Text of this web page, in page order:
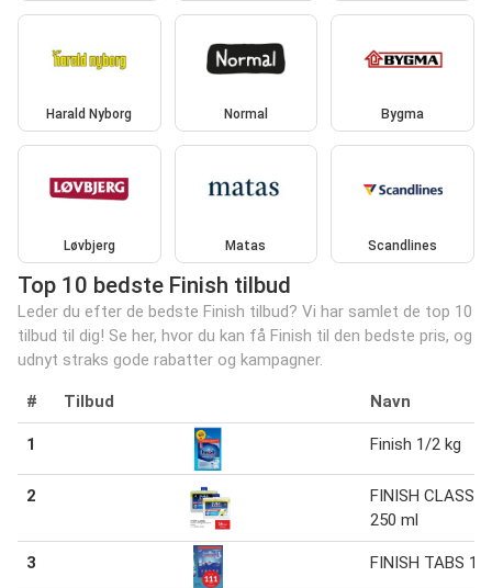
Harald Nyborg Normal Bygma
Løvbjerg Matas Scandlines
Top 10 bedste Finish tilbud
Leder du efter de bedste Finish tilbud? Vi har samlet de top 10
tilbud til dig! Se her, hvor du kan få Finish til den bedste pris, og
udnyt straks gode rabatter og kampagner.
# Tilbud Navn
1 Finish 1/2 kg
2
FINISH CLASSIC
250 ml
3 FINISH TABS 1